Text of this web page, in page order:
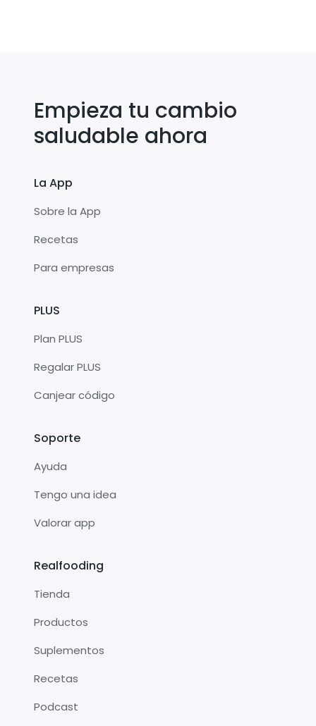
Empieza tu cambio
saludable ahora
La App
Sobre la App
Recetas
Para empresas
PLUS
Plan PLUS
Regalar PLUS
Canjear código
Soporte
Ayuda
Tengo una idea
Valorar app
Realfooding
Tienda
Productos
Suplementos
Recetas
Podcast